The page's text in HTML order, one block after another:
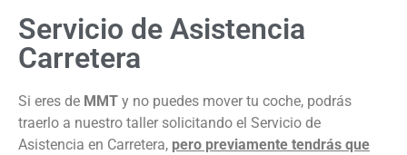
Servicio de Asistencia
Carretera
Si eres de MMT y no puedes mover tu coche, podrás
traerlo a nuestro taller solicitando el Servicio de
Asistencia en Carretera, pero previamente tendrás que